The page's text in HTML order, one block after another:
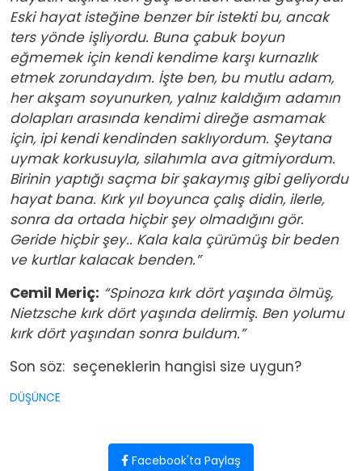
Eski hayat iste­ğine benzer bir istekti bu, ancak
ters yönde işliyordu. Buna çabuk boyun
eğmemek için kendi kendime karşı kurnazlık
etmek zorundaydım. İşte ben, bu mutlu adam,
her akşam soyunurken, yalnız kaldığım adamın
do­lapları arasında kendimi direğe asmamak
için, ipi kendi kendinden saklı­yordum. Şeytana
uymak korkusuyla, silahımla ava gitmiyordum.
Birinin yaptığı saçma bir şakaymış gibi geliyordu
hayat bana. Kırk yıl boyunca ça­lış didin, ilerle,
sonra da ortada hiçbir şey olmadığını gör.
Geride hiçbir şey.. Kala kala çürümüş bir beden
ve kurtlar kalacak benden.”
Cemil Meriç: “Spinoza kırk dört yaşında ölmüş,
Nietzsche kırk dört yaşında delirmiş. Ben yolumu
kırk dört yaşından sonra buldum.”
Son söz: seçeneklerin hangisi size uygun?
DÜŞÜNCE
Facebook'ta Paylaş